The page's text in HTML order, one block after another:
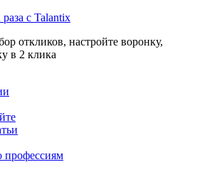
с Talantix
откликов, настройте воронку,
в 2 клика
профессиям